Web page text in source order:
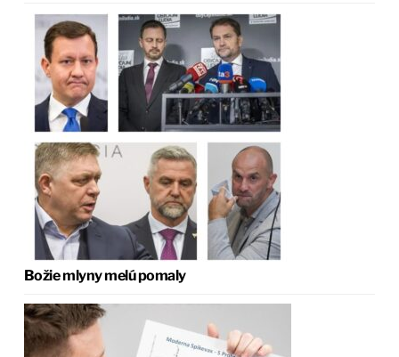
Božie mlyny melú pomaly